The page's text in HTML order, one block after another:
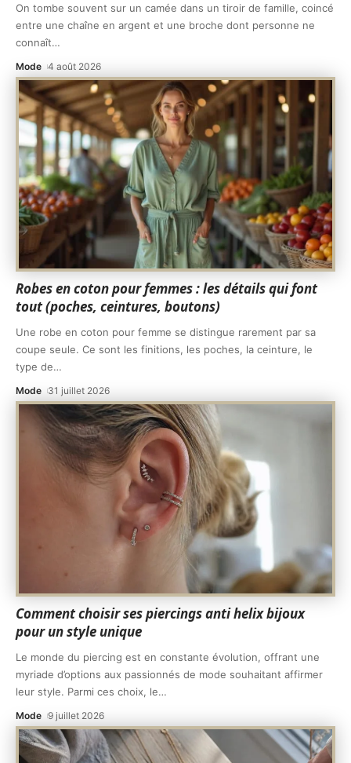
On tombe souvent sur un camée dans un tiroir de famille, coincé
entre une chaîne en argent et une broche dont personne ne
connaît…
Mode 4 août 2026
Robes en coton pour femmes : les détails qui font
tout (poches, ceintures, boutons)
Une robe en coton pour femme se distingue rarement par sa
coupe seule. Ce sont les finitions, les poches, la ceinture, le
type de…
Mode 31 juillet 2026
Comment choisir ses piercings anti helix bijoux
pour un style unique
Le monde du piercing est en constante évolution, offrant une
myriade d’options aux passionnés de mode souhaitant affirmer
leur style. Parmi ces choix, le…
Mode 9 juillet 2026